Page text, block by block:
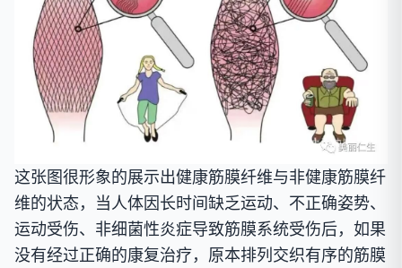
这张图很形象的展示出健康筋膜纤维与非健康筋膜纤
维的状态，当人体因长时间缺乏运动、不正确姿势、
运动受伤、非细菌性炎症导致筋膜系统受伤后，如果
没有经过正确的康复治疗，原本排列交织有序的筋膜